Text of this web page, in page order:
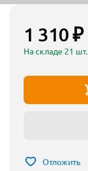
1 310 ₽
На складе 21 шт.
Отложить